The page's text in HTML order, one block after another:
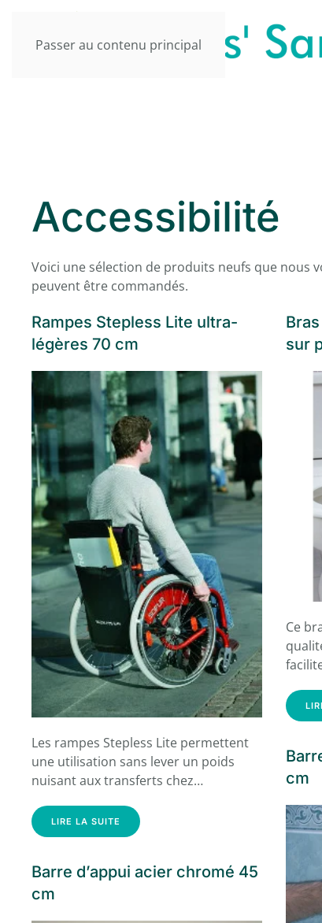
Passer au contenu principal
Accessibilité
Voici une sélection de produits neufs que nous
peuvent être commandés.
Rampes Stepless Lite ultra-
légères 70 cm
Les rampes Stepless Lite permettent
une utilisation sans lever un poids
nuisant aux transferts chez…
LIRE LA SUITE
sur
Ce
Barre d’appui acier chromé 45
cm
cm